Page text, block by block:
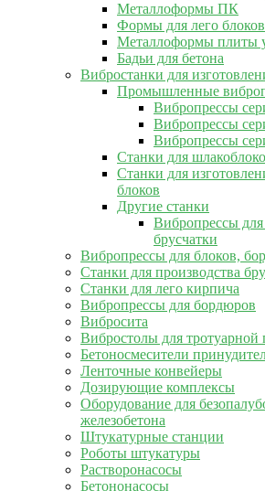
Металлоформы ПК
Формы для лего блоков
Металлоформы плиты
Бадьи для бетона
Вибростанки для
Промышленные
Вибропрессы
Вибропрессы
Вибропрессы
Станки для
Станки для
блоков
Другие станки
Вибропрессы
брусчатки
Вибропрессы для блоков,
Станки для производства
Станки для лего кирпича
Вибропрессы для бордюров
Вибросита
Вибростолы для тротуарной
Бетоносмесители
Ленточные конвейеры
Дозирующие комплексы
Оборудование для
железобетона
Штукатурные станции
Роботы штукатуры
Растворонасосы
Бетононасосы